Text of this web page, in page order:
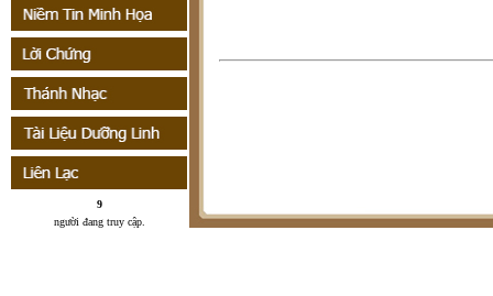
9
người đang truy cập.